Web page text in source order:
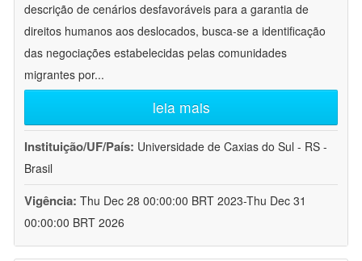
descrição de cenários desfavoráveis para a garantia de
direitos humanos aos deslocados, busca-se a identificação
das negociações estabelecidas pelas comunidades
migrantes por...
leia mais
Instituição/UF/País: Universidade de Caxias do Sul - RS -
Brasil
Vigência: Thu Dec 28 00:00:00 BRT 2023-Thu Dec 31
00:00:00 BRT 2026